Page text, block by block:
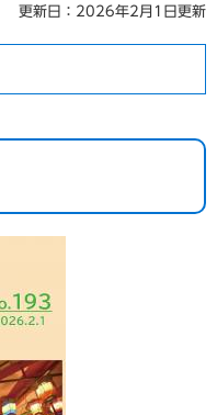
更新日：2026年2月1日更新